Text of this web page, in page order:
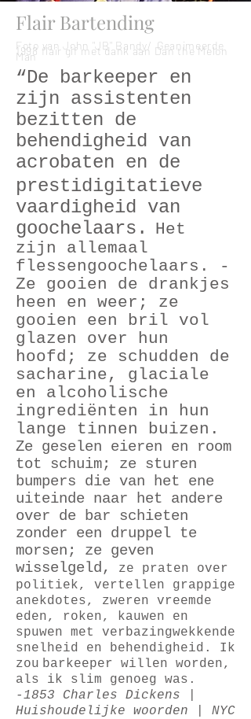
Flair Bartending
Foto van John "JB" Bandy/ Geanimeerde
1998 flair gif met dank aan Dan the Melon
Man
“De barkeeper en
zijn assistenten
bezitten de
behendigheid van
acrobaten en de
prestidigitatieve
vaardigheid van
goochelaars.
Het
zijn allemaal
flessengoochelaars. -
Ze gooien de drankjes
heen en weer; ze
gooien een bril vol
glazen over hun
hoofd; ze schudden de
sacharine, glaciale
en alcoholische
ingrediënten in hun
lange tinnen buizen.
Ze geselen eieren en room
tot schuim; ze sturen
bumpers die van het ene
uiteinde naar het andere
over de bar schieten
zonder een druppel te
morsen; ze geven
wisselgeld,
ze praten over
politiek, vertellen grappige
anekdotes, zweren vreemde
eden, roken, kauwen en
spuwen met verbazingwekkende
snelheid en behendigheid. Ik
zou barkeeper willen worden,
als ik slim genoeg was.
-1853 Charles Dickens |
Huishoudelijke woorden | NYC